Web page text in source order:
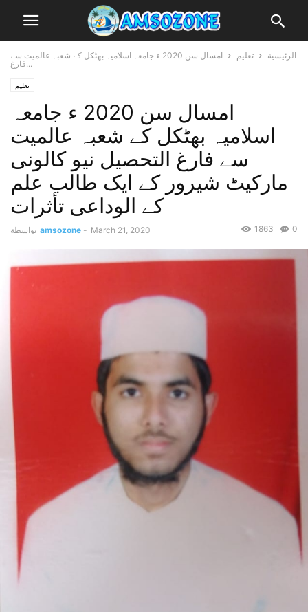
الرئيسية تعلیم
امسال سن 2020 ء جامعہ اسلامیہ بھٹکل کے شعبہ عالمیت سے
فارغ...
تعلیم
امسال سن 2020 ء جامعہ
اسلامیہ بھٹکل کے شعبہ عالمیت
سے فارغ التحصیل نیو کالونی
مارکیٹ شیرور کے ایک طالب علم
کے الوداعی تأثرات
بواسطة amsozone - March 21, 2020 0
1863